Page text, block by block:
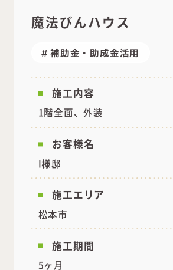
魔法びんハウス
補助金・助成金活用
施工内容
1階全面、外装
お客様名
I様邸
施工エリア
松本市
施工期間
5ヶ月